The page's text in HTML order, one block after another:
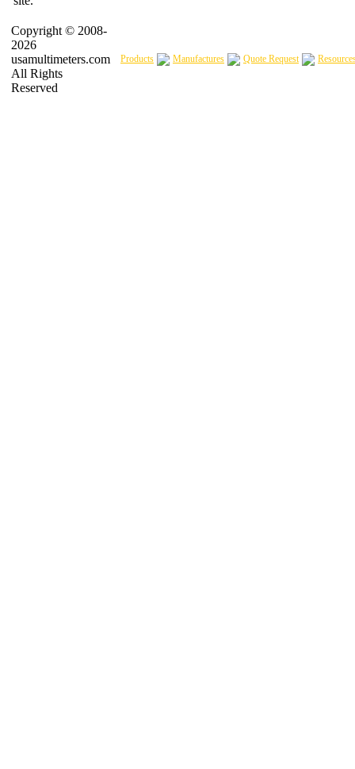
Copyright © 2008-
2026
usamultimeters.com
All Rights
Reserved
Products Manufactures Quote Request